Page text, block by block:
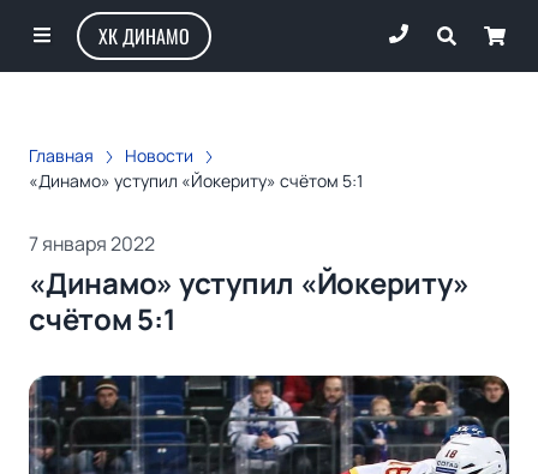
ХК ДИНАМО
Главная
Новости
«Динамо» уступил «Йокериту» счётом 5:1
7 января 2022
«Динамо» уступил «Йокериту»
счётом 5:1